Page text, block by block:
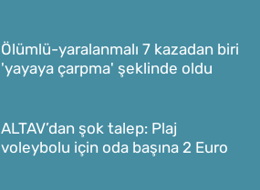
Ölümlü-yaralanmalı 7 kazadan biri
'yayaya çarpma' şeklinde oldu
ALTAV’dan şok talep: Plaj
voleybolu için oda başına 2 Euro